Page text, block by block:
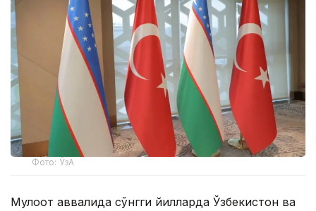
Фото: ЎзА
Мулоқот аввалида сўнгги йилларда Ўзбекистон ва